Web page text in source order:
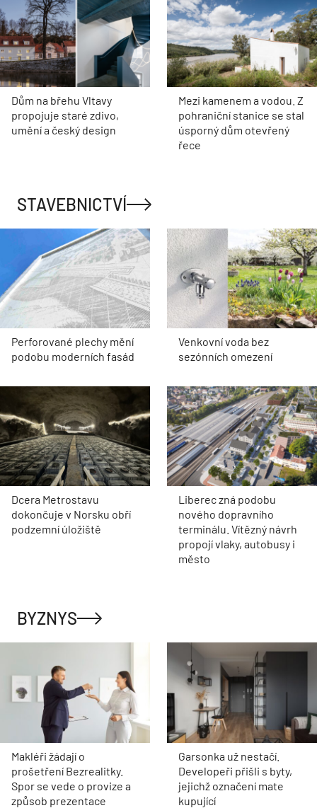
Dům na břehu Vltavy
propojuje staré zdivo,
umění a český design
Mezi kamenem a vodou. Z
pohraniční stanice se stal
úsporný dům otevřený
řece
STAVEBNICTVÍ
Perforované plechy mění
podobu moderních fasád
Venkovní voda bez
sezónních omezení
Dcera Metrostavu
dokončuje v Norsku obří
podzemní úložiště
Liberec zná podobu
nového dopravního
terminálu. Vítězný návrh
propojí vlaky, autobusy i
město
BYZNYS
Makléři žádají o
prošetření Bezrealitky.
Spor se vede o provize a
způsob prezentace
Garsonka už nestačí.
Developeři přišli s byty,
jejichž označení mate
kupující